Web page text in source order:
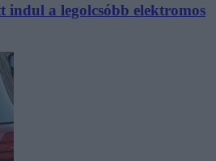
indul a legolcsóbb elektromos